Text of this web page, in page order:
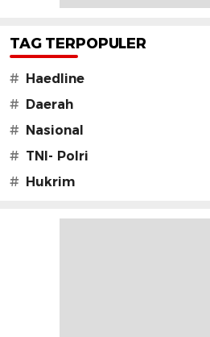
TAG TERPOPULER
# Haedline
# Daerah
# Nasional
# TNI- Polri
# Hukrim